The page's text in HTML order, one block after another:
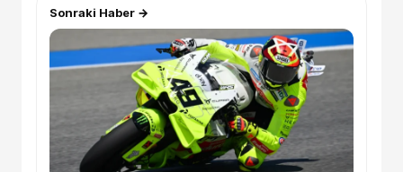
Sonraki Haber →